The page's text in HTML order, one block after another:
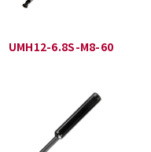
UMH12-6.8S-M8-60